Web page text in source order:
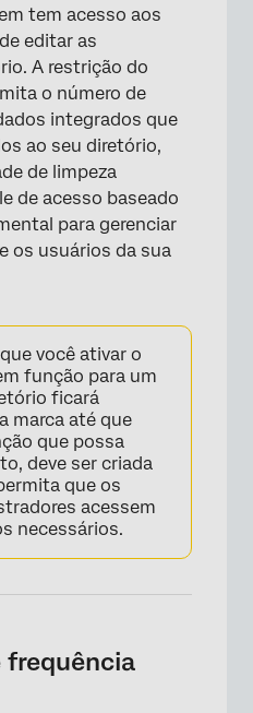
tem acesso aos
editar as
A restrição do
o número de
integrados que
ao seu diretório,
de limpeza
de acesso baseado
para gerenciar
os usuários da sua
você ativar o
função para um
ficará
marca até que
que possa
deve ser criada
que os
acessem
necessários.
frequência